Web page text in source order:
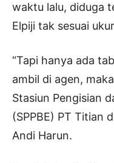
waktu lalu, diduga
Elpiji tak sesuai
“Tapi hanya ada
ambil di agen,
Stasiun Pengisian
(SPPBE) PT Titian
Andi Harun.